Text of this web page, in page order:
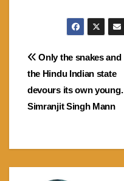
Post
navigation
Only the snakes and
the Hindu Indian state
devours its own young.
Simranjit Singh Mann